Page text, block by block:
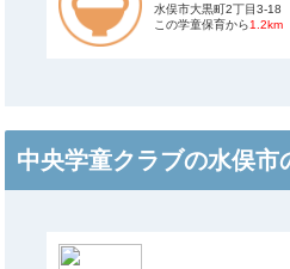
水俣市大黒町2丁目3-18
この学童保育から1.2km
中央学童クラブの水俣市